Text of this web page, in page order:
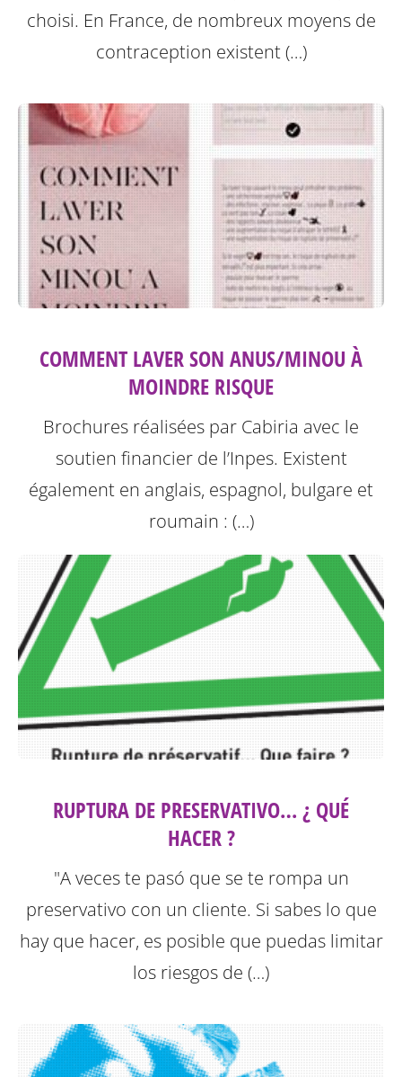
choisi. En France, de nombreux moyens de
contraception existent (…)
COMMENT LAVER SON ANUS/MINOU À
MOINDRE RISQUE
Brochures réalisées par Cabiria avec le
soutien financier de l’Inpes. Existent
également en anglais, espagnol, bulgare et
roumain : (…)
RUPTURA DE PRESERVATIVO… ¿ QUÉ
HACER ?
"A veces te pasó que se te rompa un
preservativo con un cliente. Si sabes lo que
hay que hacer, es posible que puedas limitar
los riesgos de (…)